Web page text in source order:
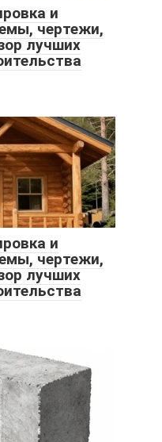
и
чертежи,
лучших
и
чертежи,
лучших